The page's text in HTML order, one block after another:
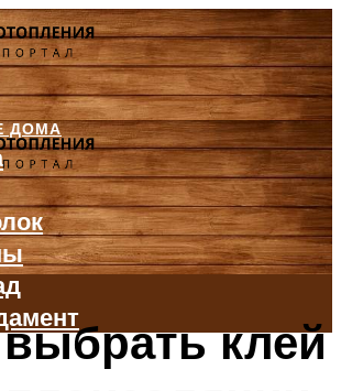
ДОМА
клей